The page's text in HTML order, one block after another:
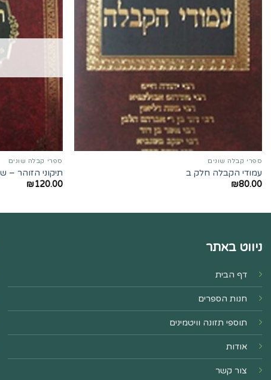
ספרי קבלה שונים
עמודי הקבלה חלק ב
₪80.00
ספרי קבלה שונים
תיקוני הזוהר –
₪120.00
ניווט באתר
דף הבית
חנות הספרים
תוספי תזונה וויטמינים
אודות
צור קשר